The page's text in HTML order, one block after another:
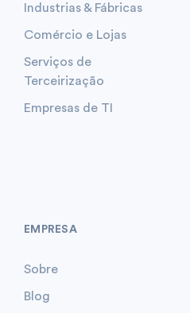
Industrias & Fábricas
Comércio e Lojas
Serviços de
Terceirização
Empresas de TI
EMPRESA
Sobre
Blog